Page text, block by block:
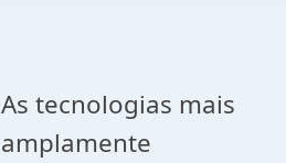
As tecnologias mais
amplamente